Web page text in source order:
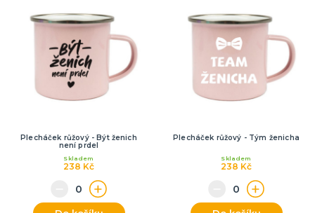
Plecháček růžový - Být ženich
není prdel
238 Kč
Skladem
Plecháček růžový - Tým ženicha
238 Kč
Skladem